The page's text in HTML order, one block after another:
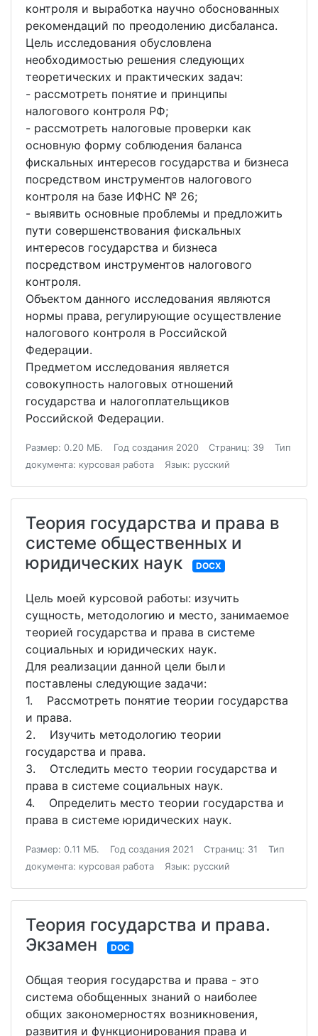
контроля и выработка научно обоснованных
рекомендаций по преодолению дисбаланса.
Цель исследования обусловлена
необходимостью решения следующих
теоретических и практических задач:
- рассмотреть понятие и принципы
налогового контроля РФ;
- рассмотреть налоговые проверки как
основную форму соблюдения баланса
фискальных интересов государства и бизнеса
посредством инструментов налогового
контроля на базе ИФНС № 26;
- выявить основные проблемы и предложить
пути совершенствования фискальных
интересов государства и бизнеса
посредством инструментов налогового
контроля.
Объектом данного исследования являются
нормы права, регулирующие осуществление
налогового контроля в Российской
Федерации.
Предметом исследования является
совокупность налоговых отношений
государства и налогоплательщиков
Российской Федерации.
Размер: 0.20 МБ. Год создания 2020 Страниц: 39
Тип
документа: курсовая работа
Язык: русский
Теория государства и права в
системе общественных и
юридических наук
DOCX
Цель моей курсовой работы: изучить
сущность, методологию и место, занимаемое
теорией государства и права в системе
социальных и юридических наук.
Для реализации данной цели был и
поставлены следующие задачи:
1. Рассмотреть понятие теории государства
и права.
2. Изучить методологию теории
государства и права.
3. Отследить место теории государства и
права в системе социальных наук.
4. Определить место теории государства и
права в системе юридических наук.
Размер: 0.11 МБ. Год создания 2021 Страниц: 31
Тип
документа: курсовая работа
Язык: русский
Теория государства и права.
Экзамен
DOC
Общая теория государства и права - это
система обобщенных знаний о наиболее
общих закономерностях возникновения,
развития и функционирования права и